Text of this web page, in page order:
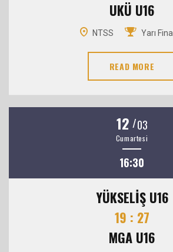
UKÜ U16
NTSS Yarı Final
READ MORE
12 /03
Cumartesi
16:30
YÜKSELİŞ U16
19 : 27
MGA U16